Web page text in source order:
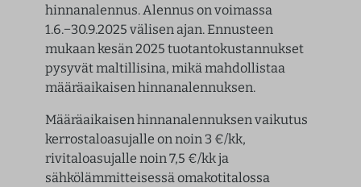
hinnanalennus. Alennus on voimassa
1.6.−30.9.2025 välisen ajan. Ennusteen
mukaan kesän 2025 tuotantokustannukset
pysyvät maltillisina, mikä mahdollistaa
määräaikaisen hinnanalennuksen.
Määräaikaisen hinnanalennuksen vaikutus
kerrostaloasujalle on noin 3 €/kk,
rivitaloasujalle noin 7,5 €/kk ja
sähkölämmitteisessä omakotitalossa